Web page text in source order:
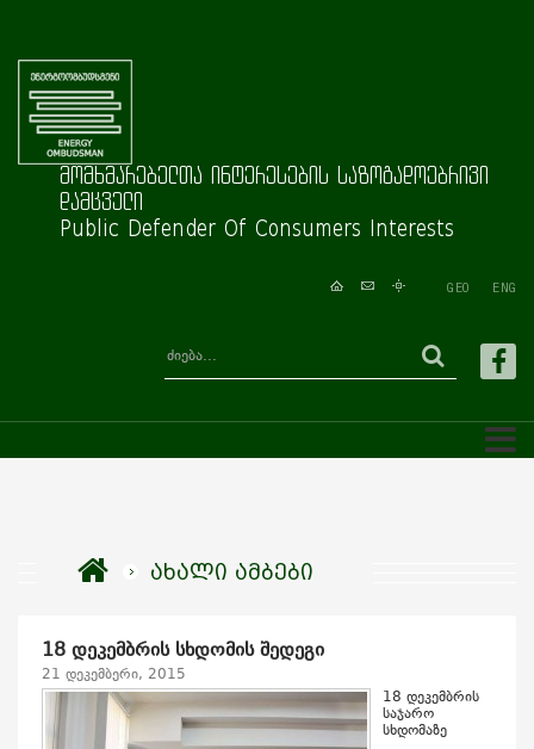
მომხმარებელთა ინტერესების საზოგადოებრივი
დამცველი
Public Defender Of Consumers Interests
GEO ENG
ახალი ამბები
18 დეკემბრის სხდომის შედეგი
21 დეკემბერი, 2015
18 დეკემბრის
საჯარო
სხდომაზე